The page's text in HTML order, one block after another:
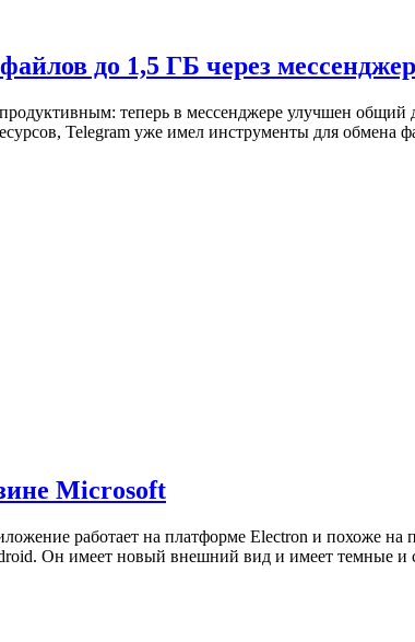
до 1,5 ГБ через мессенджер
теперь в мессенджере улучшен
Telegram уже имел инструменты для
Microsoft
работает на платформе Electron и похоже
Он имеет новый внешний вид и имеет темные